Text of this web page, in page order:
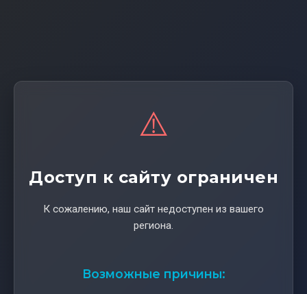
⚠️
Доступ к сайту ограничен
К сожалению, наш сайт недоступен из вашего
региона.
Возможные причины: